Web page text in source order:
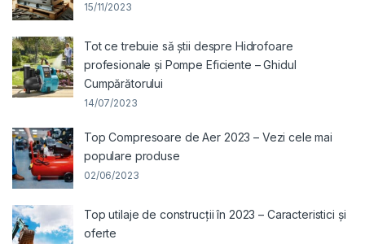
15/11/2023
Tot ce trebuie să știi despre Hidrofoare
profesionale și Pompe Eficiente – Ghidul
Cumpărătorului
14/07/2023
Top Compresoare de Aer 2023 – Vezi cele mai
populare produse
02/06/2023
Top utilaje de construcții în 2023 – Caracteristici și
oferte